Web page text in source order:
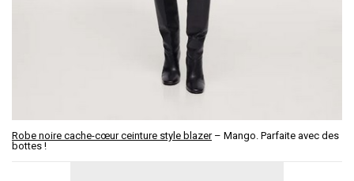
Robe noire cache-cœur ceinture style blazer– Mango. Parfaite avec des
bottes !